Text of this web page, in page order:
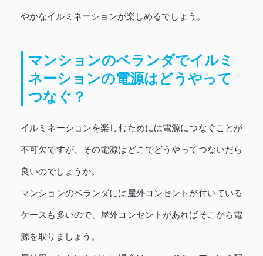
やかなイルミネーションが楽しめるでしょう。
マンションのベランダでイルミ
ネーションの電源はどうやって
つなぐ？
イルミネーションを楽しむためには電源につなぐことが
不可欠ですが、その電源はどこでどうやってつないだら
良いのでしょうか。
マンションのベランダには屋外コンセントが付いている
ケースも多いので、屋外コンセントがあればそこから電
源を取りましょう。